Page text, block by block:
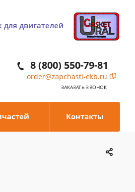
для двигателей
8 (800) 550-79-81
order@zapchasti-ekb.ru
ЗАКАЗАТЬ ЗВОНОК
Контакты